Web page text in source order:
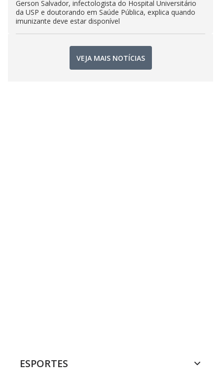
Gerson Salvador, infectologista do Hospital Universitário
da USP e doutorando em Saúde Pública, explica quando
imunizante deve estar disponível
VEJA MAIS NOTÍCIAS
ESPORTES